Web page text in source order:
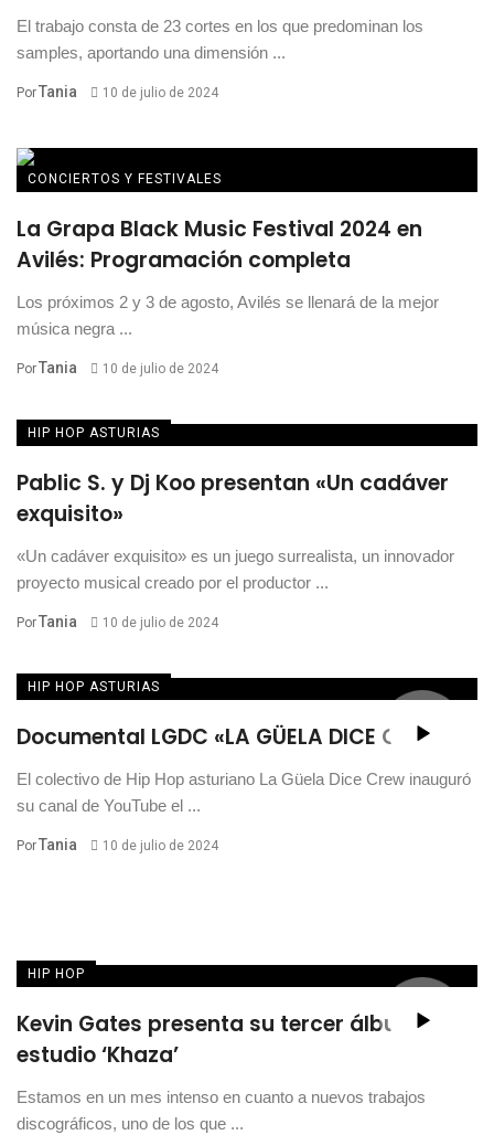
El trabajo consta de 23 cortes en los que predominan los
samples, aportando una dimensión ...
PorTania 10 de julio de 2024
CONCIERTOS Y FESTIVALES
La Grapa Black Music Festival 2024 en
Avilés: Programación completa
Los próximos 2 y 3 de agosto, Avilés se llenará de la mejor
música negra ...
PorTania 10 de julio de 2024
HIP HOP ASTURIAS
Pablic S. y Dj Koo presentan «Un cadáver
exquisito»
«Un cadáver exquisito» es un juego surrealista, un innovador
proyecto musical creado por el productor ...
PorTania 10 de julio de 2024
HIP HOP ASTURIAS
Documental LGDC «LA GÜELA DICE CREW»
El colectivo de Hip Hop asturiano La Güela Dice Crew inauguró
su canal de YouTube el ...
PorTania 10 de julio de 2024
HIP HOP
Kevin Gates presenta su tercer álbum de
estudio ‘Khaza’
Estamos en un mes intenso en cuanto a nuevos trabajos
discográficos, uno de los que ...